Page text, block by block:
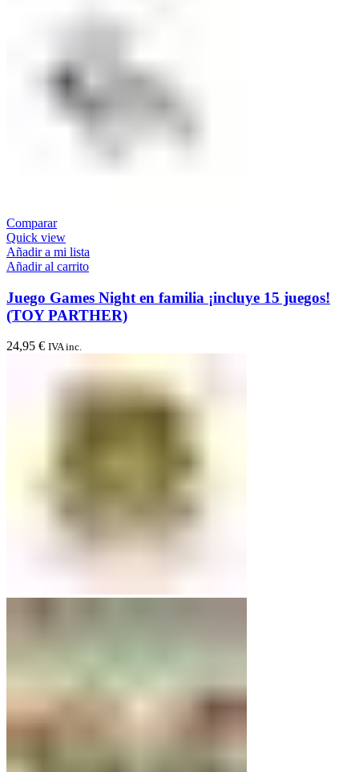
Comparar
Quick view
Añadir a mi lista
Añadir al carrito
Juego Games Night en familia ¡incluye 15 juegos!
(TOY PARTHER)
24,95 € IVA inc.